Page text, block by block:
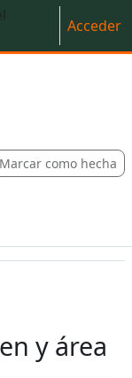
Acceder
Marcar como hecha
y área